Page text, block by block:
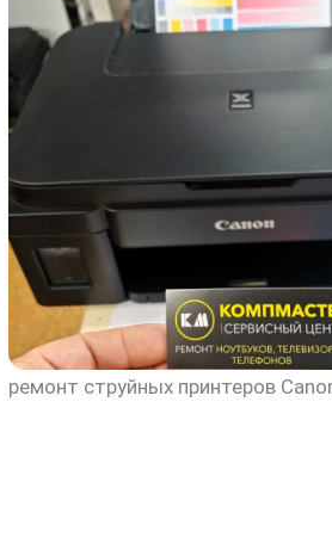
ремонт струйных принтеров